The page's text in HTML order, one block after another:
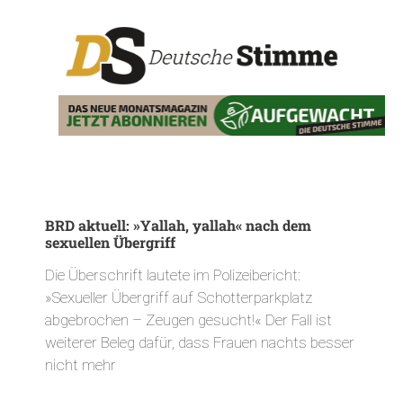
BRD aktuell: »Yallah, yallah« nach dem
sexuellen Übergriff
Die Überschrift lautete im Polizeibericht:
»Sexueller Übergriff auf Schotterparkplatz
abgebrochen – Zeugen gesucht!« Der Fall ist
weiterer Beleg dafür, dass Frauen nachts besser
nicht mehr